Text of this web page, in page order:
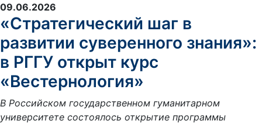
09.06.2026
«Стратегический шаг в
развитии суверенного знания»:
в РГГУ открыт курс
«Вестернология»
В Российском государственном гуманитарном
университете состоялось открытие программы